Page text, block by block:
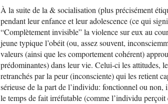
À la suite de la & socialisation (plus précisément
pendant leur enfance et leur adolescence (ce qui
“Complètement invisible” la violence sur eux au
jeune typique l’obéit (ou, assez souvent,
valeurs (ainsi que les comportement cohérent)
prédominantes) dans leur vie. Celui-ci les attitudes,
retranchés par la peur (inconsciente) qui les retient
sérieuse de la part de l’individu: fonctionnel ou non,
le temps de fait irréfutable (comme l’individu perçoit